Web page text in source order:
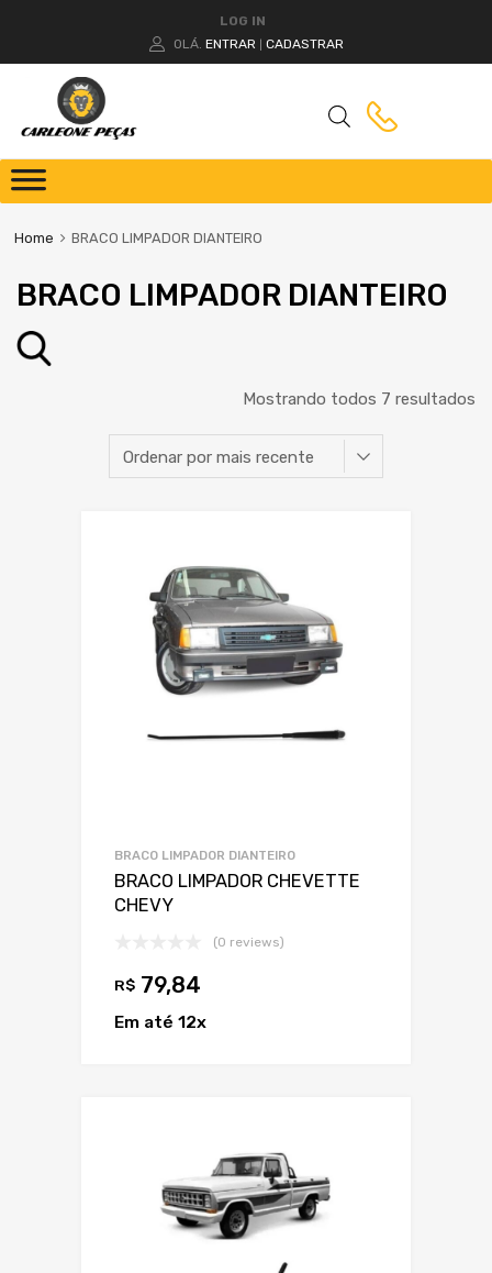
LOG IN
OLÁ. ENTRAR CADASTRAR
Home BRACO LIMPADOR DIANTEIRO
BRACO LIMPADOR DIANTEIRO
Mostrando todos 7 resultados
BRACO LIMPADOR DIANTEIRO
BRACO LIMPADOR CHEVETTE
CHEVY
(0 reviews)
R$ 79,84
Em até 12x